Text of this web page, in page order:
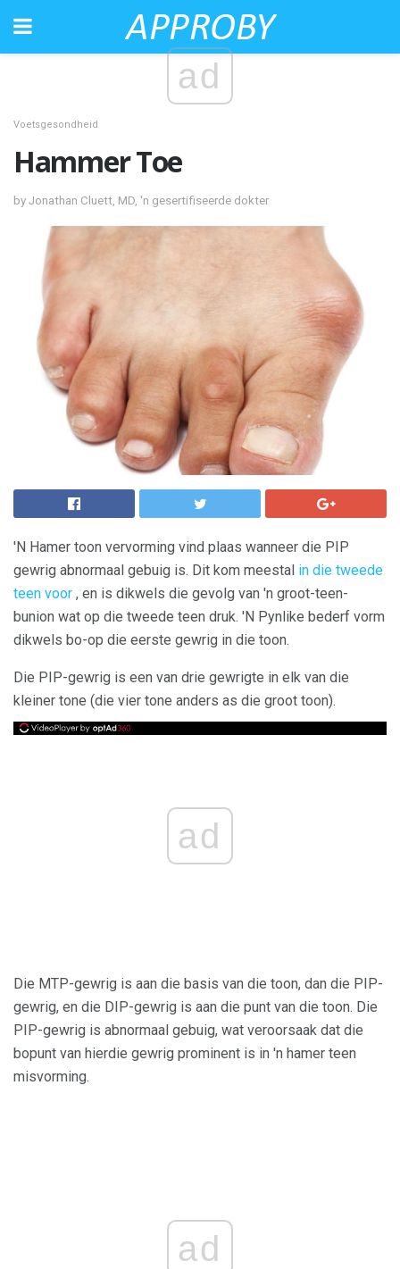
ad
Voetsgesondheid
Hammer Toe
by Jonathan Cluett, MD, 'n gesertifiseerde dokter
'N Hamer toon vervorming vind plaas wanneer die PIP
gewrig abnormaal gebuig is. Dit kom meestal in die tweede
teen voor , en is dikwels die gevolg van 'n groot-teen-
bunion wat op die tweede teen druk. 'N Pynlike bederf vorm
dikwels bo-op die eerste gewrig in die toon.
Die PIP-gewrig is een van drie gewrigte in elk van die
kleiner tone (die vier tone anders as die groot toon).
ad
Die MTP-gewrig is aan die basis van die toon, dan die PIP-
gewrig, en die DIP-gewrig is aan die punt van die toon. Die
PIP-gewrig is abnormaal gebuig, wat veroorsaak dat die
bopunt van hierdie gewrig prominent is in 'n hamer teen
misvorming.
ad